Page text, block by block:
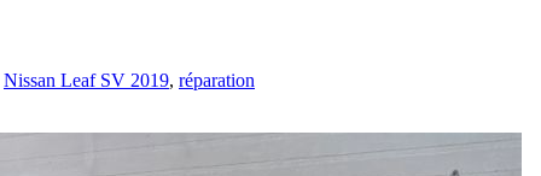
Nissan Leaf SV 2019, réparation